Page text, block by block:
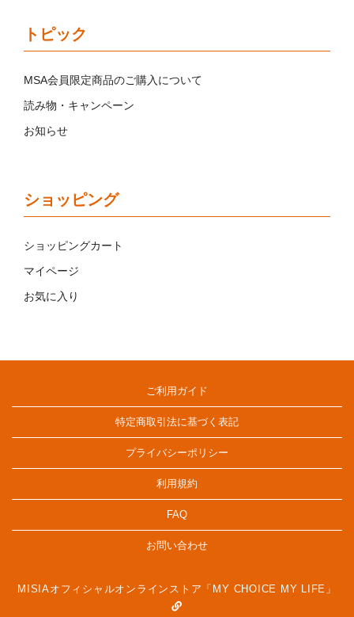
トピック
MSA会員限定商品のご購入について
読み物・キャンペーン
お知らせ
ショッピング
ショッピングカート
マイページ
お気に入り
ご利用ガイド
特定商取引法に基づく表記
プライバシーポリシー
利用規約
FAQ
お問い合わせ
MISIAオフィシャルオンラインストア「MY CHOICE MY LIFE」